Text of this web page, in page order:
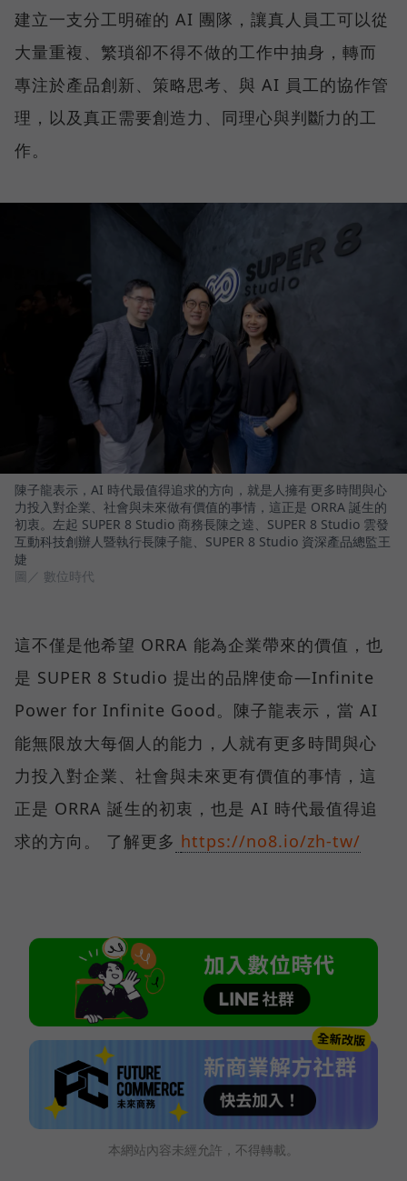
建立一支分工明確的 AI 團隊，讓真人員工可以從
大量重複、繁瑣卻不得不做的工作中抽身，轉而
專注於產品創新、策略思考、與 AI 員工的協作管
理，以及真正需要創造力、同理心與判斷力的工
作。
陳子龍表示，AI 時代最值得追求的方向，就是人擁有更多時間與心
力投入對企業、社會與未來做有價值的事情，這正是 ORRA 誕生的
初衷。左起 SUPER 8 Studio 商務長陳之逵、SUPER 8 Studio 雲發
互動科技創辦人暨執行長陳子龍、SUPER 8 Studio 資深產品總監王
婕
圖／ 數位時代
這不僅是他希望 ORRA 能為企業帶來的價值，也
是 SUPER 8 Studio 提出的品牌使命—Infinite
Power for Infinite Good。陳子龍表示，當 AI
能無限放大每個人的能力，人就有更多時間與心
力投入對企業、社會與未來更有價值的事情，這
正是 ORRA 誕生的初衷，也是 AI 時代最值得追
求的方向。 了解更多 https://no8.io/zh-tw/
本網站內容未經允許，不得轉載。